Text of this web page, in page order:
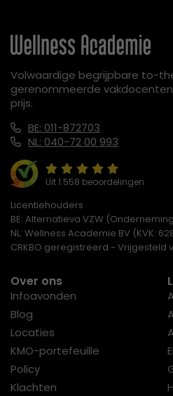
Volwaardige begrijpbare to-
gerenommeerde
prijs.
BE: 011-872703
NL: 040-72 00 993
Uit 1.558 beoordelingen
Licentiehouders
BE: Alternatieva VZW
NL: Wellness Academie BV (KVK:
CRKBO geregistreerd - Vrijgesteld
Over ons
Infoavonden
Blog
Locaties
KMO-portefeuille
Policy
Klachten